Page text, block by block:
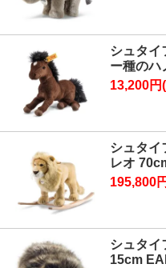
シュタイ
ー種のハ
13,200円
シュタイ
レオ
195,800
シュタイ
15cm